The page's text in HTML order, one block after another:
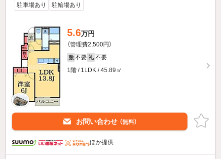
駐車場あり 駐輪場あり
5.6万円
（管理費2,500円）
敷 不要 礼 不要
1階 / 1LDK / 45.89㎡
お問い合わせ （無料）
ほか提供